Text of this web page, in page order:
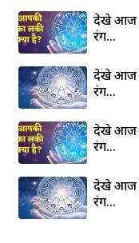
देखे आज
रंग…
देखे आज
रंग…
देखे आज
रंग…
देखे आज
रंग…